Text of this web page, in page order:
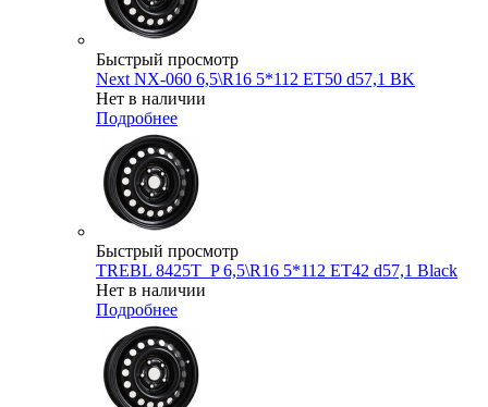
Быстрый просмотр
Next NX-060 6,5\R16 5*112 ET50 d57,1 BK
Нет в наличии
Подробнее
Быстрый просмотр
TREBL 8425T_P 6,5\R16 5*112 ET42 d57,1 Black
Нет в наличии
Подробнее